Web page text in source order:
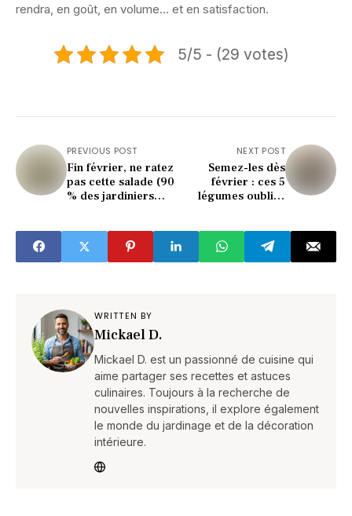
rendra, en goût, en volume… et en satisfaction.
5/5 - (29 votes)
PREVIOUS POST
Fin février, ne ratez
pas cette salade (90
% des jardiniers
NEXT POST
Semez-les dès
février : ces 5
légumes oubliés
bluffant)
WRITTEN BY
Mickael D.
Mickael D. est un passionné de cuisine qui
aime partager ses recettes et astuces
culinaires. Toujours à la recherche de
nouvelles inspirations, il explore également
le monde du jardinage et de la décoration
intérieure.